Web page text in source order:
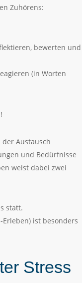
Zuhörens:
bewerten und
(in Worten
Austausch
und Bedürfnisse
weist dabei zwei
statt.
Erleben) ist besonders
Stress